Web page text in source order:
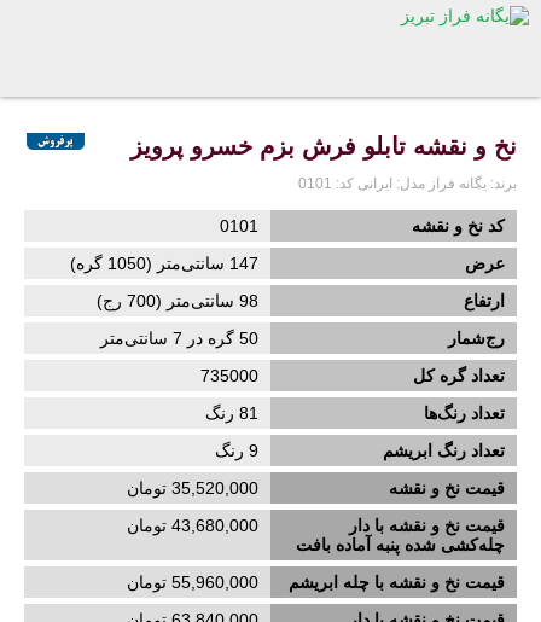
نخ و نقشه تابلو فرش بزم خسرو پرویز
برند: یگانه فراز مدل: ایرانی کد: 0101
کد نخ و نقشه
0101
عرض
147 سانتی‌متر (1050 گره)
ارتفاع
98 سانتی‌متر (700 رج)
رج‌شمار
50 گره در 7 سانتی‌متر
تعداد گره کل
735000
تعداد رنگ‌ها
81 رنگ
تعداد رنگ ابریشم
9 رنگ
قیمت نخ و نقشه
35,520,000 تومان
قیمت نخ و نقشه با دار
چله‌کشی‌ شده پنبه آماده بافت
43,680,000 تومان
قیمت نخ و نقشه با چله ابریشم
55,960,000 تومان